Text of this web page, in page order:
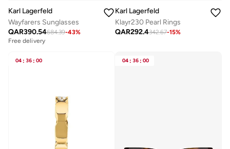
Karl Lagerfeld
Wayfarers Sunglasses
QAR390.54684.39-43%
Free delivery
Karl Lagerfeld
Klayr230 Pearl Rings
QAR292.4342.67-15%
04 : 36 : 00 04 : 36 : 00